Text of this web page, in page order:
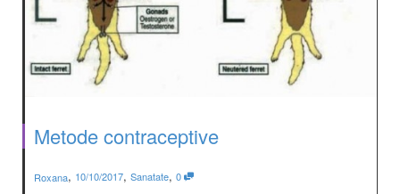
Metode contraceptive
Roxana, 10/10/2017, Sanatate, 0